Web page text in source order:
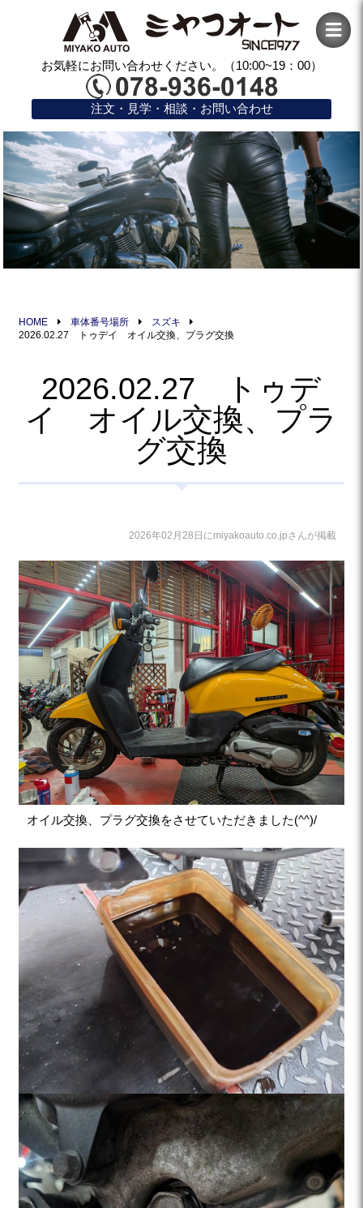
お気軽にお問い合わせください。（10:00~19：00）
注文・見学・相談・お問い合わせ
HOME 車体番号場所
スズキ
2026.02.27 トゥデイ オイル交換、プラグ交換
2026.02.27 トゥデ
イ オイル交換、プラ
グ交換
2026年02月28日にmiyakoauto.co.jpさんが掲載
オイル交換、プラグ交換をさせていただきました(^^)/